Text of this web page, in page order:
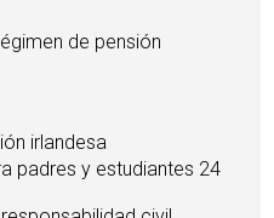
de pensión
irlandesa
padres y estudiantes 24